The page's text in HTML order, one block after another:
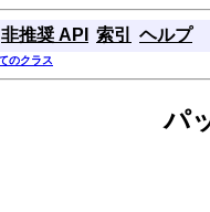
非推奨 API 索引 ヘルプ
のクラス
パ